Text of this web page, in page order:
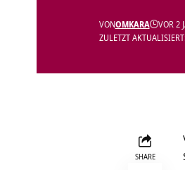
ZULETZT
VONOMKARA VOR 2
SHARE